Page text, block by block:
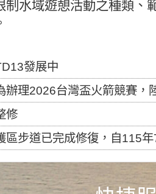
水域遊憩活動之種類、
發展中
盃火箭競賽，陸、海、空域警戒及協調相關事宜，
修
，自115年7月13日（星期一）起恢復開放入園，歡迎民眾依規